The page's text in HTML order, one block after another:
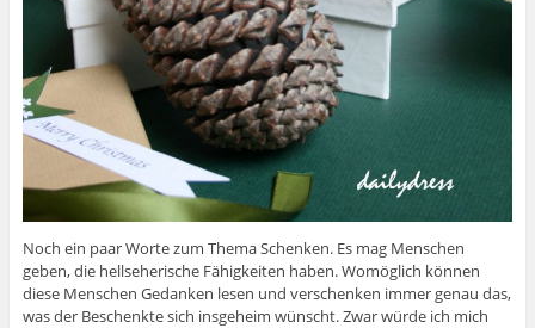
Noch ein paar Worte zum Thema Schenken. Es mag Menschen
geben, die hellseherische Fähigkeiten haben. Womöglich können
diese Menschen Gedanken lesen und verschenken immer genau das,
was der Beschenkte sich insgeheim wünscht. Zwar würde ich mich